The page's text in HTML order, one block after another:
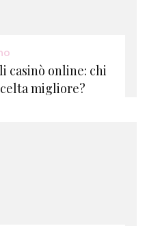
casinò online: chi
migliore?